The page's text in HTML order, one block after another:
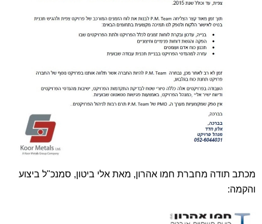
מכתב תודה מחברת חמו אהרון, מאת אלי ביטון, סמנכ"ל ביצוע
והקמה: